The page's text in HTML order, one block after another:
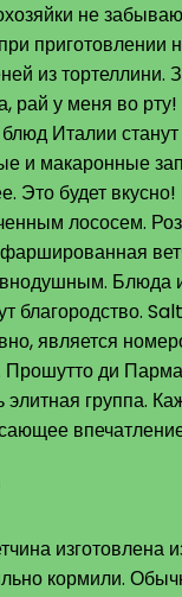
не
приготовлении
из тортеллини.
рай у меня во
Италии
и макаронные
Это будет
лососем.
Блюда
благородство.
является
ди
группа.
изготовлена
кормили.